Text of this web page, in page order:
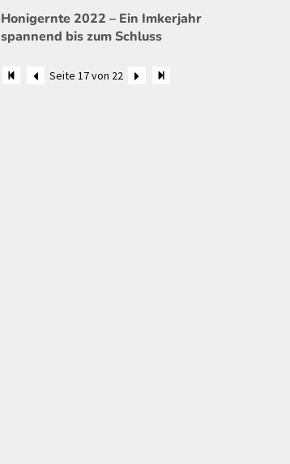
Honigernte 2022 – Ein Imkerjahr
spannend bis zum Schluss
Seite 17 von 22